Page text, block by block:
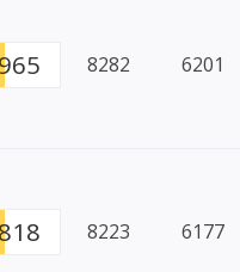
8282 6201
8223 6177